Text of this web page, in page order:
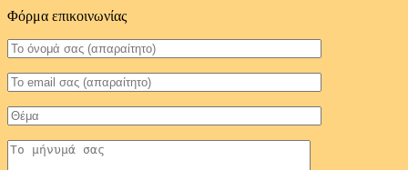
Φόρμα επικοινωνίας